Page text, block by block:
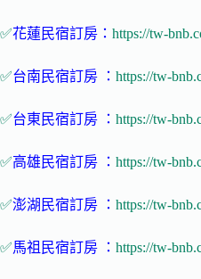
✅花蓮民宿訂房： https://tw-
✅台南民宿訂房 ： https://tw-
✅台東民宿訂房 ： https://tw-
✅高雄民宿訂房 ： https://tw-
✅澎湖民宿訂房 ： https://tw-
✅馬祖民宿訂房 ： https://tw-